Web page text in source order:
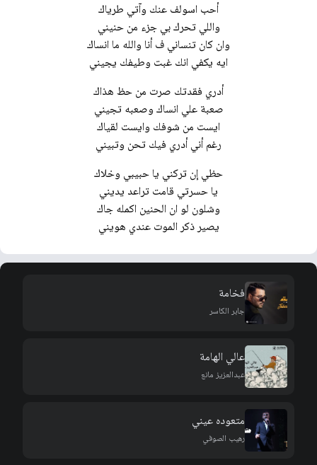
أحب اسولف عنك وآتي طرياك
واللي تحرك بي جزء من حنيني
وان كان تنساني ف أنا والله ما انساك
ايه يكفي انك غبت وطيفك يجيني
أدري فقدتك صرت من حظ هذاك
صعبة علي انساك وصعبه تجيني
ايست من شوفك وايست لقياك
رغم أني أدري فيك تحن وتبيني
حظي إن تركني يا حبيبي وخلاك
يا حسرتي قامت تراعد يديني
وشلون لو ان الحنين اكمله جاك
يصير ذكر الموت عندي هويني
فخامة
جابر الكاسر
عالي الهامة
عبدالعزيز مانع
متعوده عيني
رهيب الصوفي